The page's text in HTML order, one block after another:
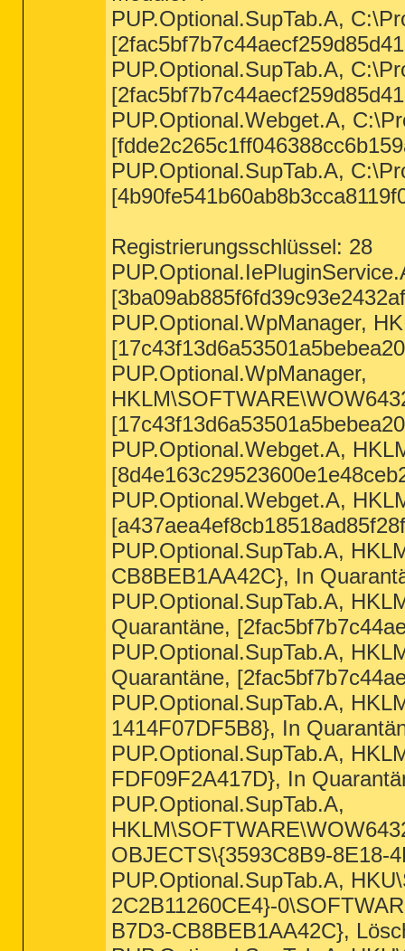
PUP.Optional.SupTab.A,
PUP.Optional.SupTab.A,
PUP.Optional.Webget.A,
PUP.Optional.SupTab.A,
Registrierungsschlüssel: 28
PUP.Optional.WpManager,
PUP.Optional.WpManager,
PUP.Optional.Webget.A,
PUP.Optional.Webget.A,
PUP.Optional.SupTab.A,
CB8BEB1AA42C}, In
PUP.Optional.SupTab.A,
Quarantäne,
PUP.Optional.SupTab.A,
Quarantäne,
PUP.Optional.SupTab.A,
1414F07DF5B8}, In
PUP.Optional.SupTab.A,
FDF09F2A417D}, In
PUP.Optional.SupTab.A,
OBJECTS\{3593C8B9-8E18-
PUP.Optional.SupTab.A,
2C2B11260CE4}-
B7D3-CB8BEB1AA42C},